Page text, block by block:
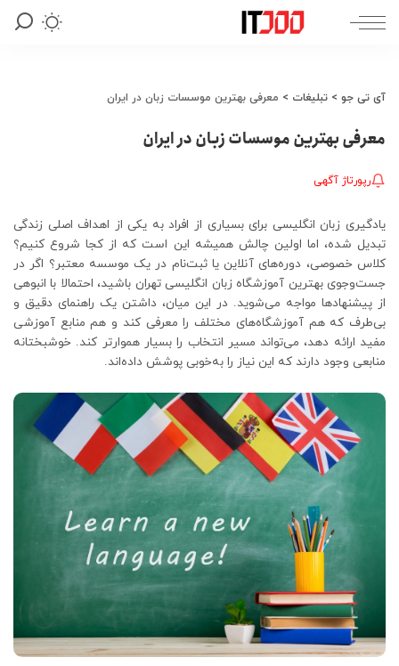
آی تی جو > تبلیغات > معرفی بهترین موسسات زبان در ایران
معرفی بهترین موسسات زبان در ایران
رپورتاژ آگهی
یادگیری زبان انگلیسی برای بسیاری از افراد به یکی از اهداف اصلی زندگی
تبدیل شده، اما اولین چالش همیشه این است که از کجا شروع کنیم؟
کلاس خصوصی، دوره‌های آنلاین یا ثبت‌نام در یک موسسه معتبر؟ اگر در
جست‌وجوی بهترین آموزشگاه زبان انگلیسی تهران باشید، احتمالا با انبوهی
از پیشنهادها مواجه می‌شوید. در این میان، داشتن یک راهنمای دقیق و
بی‌طرف که هم آموزشگاه‌های مختلف را معرفی کند و هم منابع آموزشی
مفید ارائه دهد، می‌تواند مسیر انتخاب را بسیار هموارتر کند. خوشبختانه
منابعی وجود دارند که این نیاز را به‌خوبی پوشش داده‌اند.